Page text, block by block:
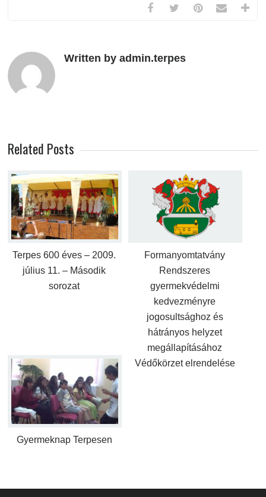
Written by admin.terpes
Related Posts
Terpes 600 éves – 2009.
július 11. – Második
sorozat
Formanyomtatvány
Rendszeres
gyermekvédelmi
kedvezményre
jogosultsághoz és
hátrányos helyzet
megállapításához
Gyermeknap Terpesen
Védőkörzet elrendelése